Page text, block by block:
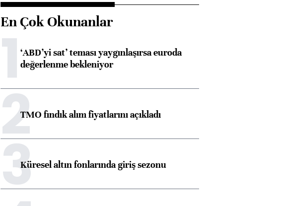
En Çok Okunanlar
1‘ABD’yi sat’ teması yaygınlaşırsa euroda
değerlenme bekleniyor
2TMO fındık alım fiyatlarını açıkladı
3Küresel altın fonlarında giriş sezonu